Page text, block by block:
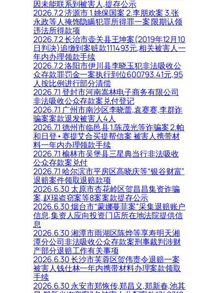
因未能联系到被害人,提存公示
2026.7.2 济源市 1.姚保国案 2.李朋欢案 3.张
永政等人掩饰隐瞒犯罪所得罪一案 限期认领
违法所得款项
2026.7.2 长治市壶关县王坤案(2019年12月10
日判决)追缴到案赃款111493元,相关被害人一
年内办理领款手续
2026.7.2 洛阳市伊川县李晓玉犯非法吸收公
众存款罪罚金一案执行到位600793.41元,95
人按比例进行部分清偿
2026.7.1 登封市河南嵩林电子商务有限公司
非法吸收公众存款案兑付登记
2026.7.1 广州市南沙区李晓蕾,袁赛赛,李群诈
骗案案款退发被害人4人
2026.7.1 德州市临邑县 1.陈茂光等诈骗案 2.帕
和日登•赛提艾合买提帮信案 被害人携带材
料一年内办理领款手续
2026.7.1 榆林市吴堡县三星典当行非法吸收
公众存款案兑付
2026.7.1 哈尔滨市平房区高晓庆等“银谷财富”
退赔案件领取退赔款项
2026.6.30 太原市杏花岭区贺昌昌集资诈骗
案,赵瑞盗窃案等8案案款提存公示
2026.6.30 烟台市“蒙娜蔓菲案”采集退赔账户
信息,集资人应向投资门店所在地法院提供信
息
2026.6.30 湘潭市雨湖区陈烨等享寿明天湘
潭分公司非法吸收公众存款案刑事裁判涉财
产部分退赔工作有关事项
2026.6.30 长沙市芙蓉区贺伟责令退赔一案
被害人钱仕林一年内携带材料办理案款领取
手续
2026.6.30 永安市郑恢传,郑昌义,郑新春,池其